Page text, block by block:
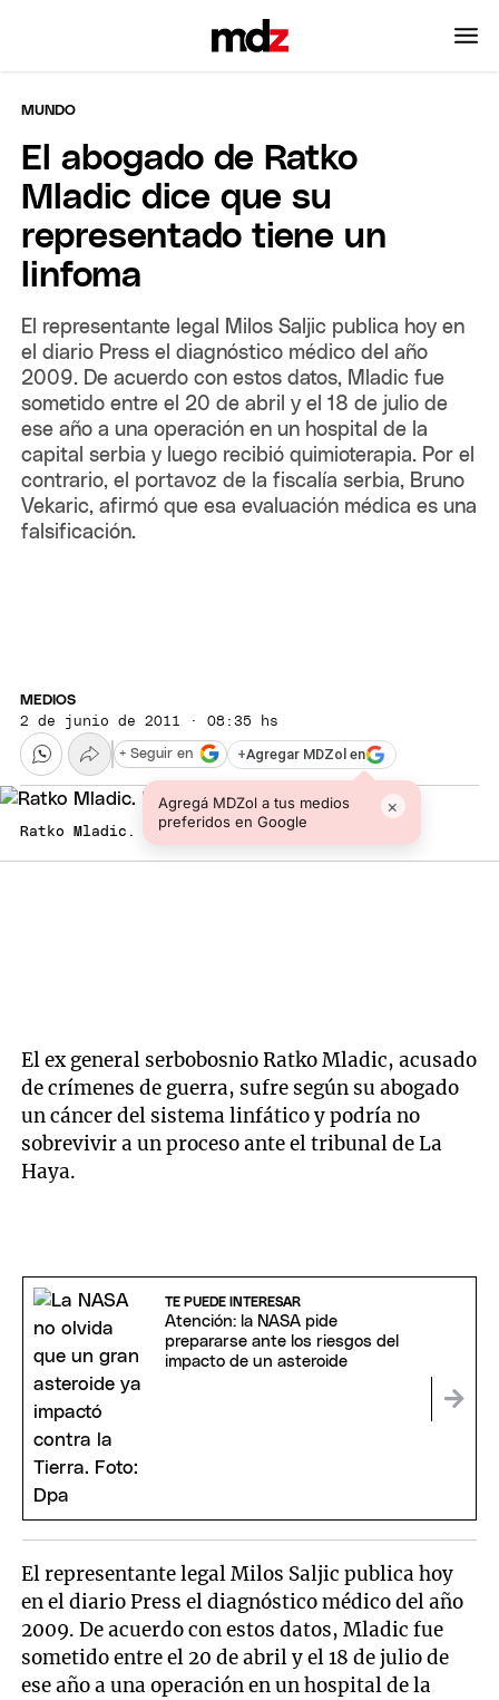
MUNDO
El abogado de Ratko
Mladic dice que su
representado tiene un
linfoma
El representante legal Milos Saljic publica hoy en
el diario Press el diagnóstico médico del año
2009. De acuerdo con estos datos, Mladic fue
sometido entre el 20 de abril y el 18 de julio de
ese año a una operación en un hospital de la
capital serbia y luego recibió quimioterapia. Por el
contrario, el portavoz de la fiscalía serbia, Bruno
Vekaric, afirmó que esa evaluación médica es una
falsificación.
MEDIOS
2 de junio de 2011 · 08:35 hs
+Agregar MDZol en
Agregá MDZol a tus medios
preferidos en Google
×
+ Seguir en
Ratko Mladic. Foto: Publicado por La Tercera
El ex general serbobosnio Ratko Mladic, acusado
de crímenes de guerra, sufre según su abogado
un cáncer del sistema linfático y podría no
sobrevivir a un proceso ante el tribunal de La
Haya.
TE PUEDE INTERESAR
Atención: la NASA pide
prepararse ante los riesgos del
impacto de un asteroide
El representante legal Milos Saljic publica hoy
en el diario Press el diagnóstico médico del año
2009. De acuerdo con estos datos, Mladic fue
sometido entre el 20 de abril y el 18 de julio de
ese año a una operación en un hospital de la